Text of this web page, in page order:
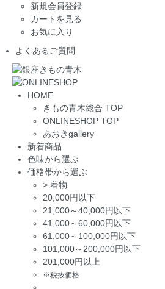
新規会員登録
カートを見る
お気に入り
よくあるご質問
HOME
きもの青木総合 TOP
ONLINESHOP TOP
あおきgallery
新着商品
色味から選ぶ
価格帯から選ぶ
> 着物
20,000円以下
21,000～40,000円以下
41,000～60,000円以下
61,000～100,000円以下
101,000～200,000円以下
201,000円以上
※税抜価格